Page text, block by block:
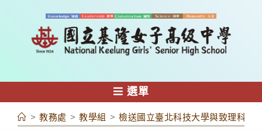
容
選單
> 教務處 > 教學組 > 檢送國立臺北科技大學與致理科技